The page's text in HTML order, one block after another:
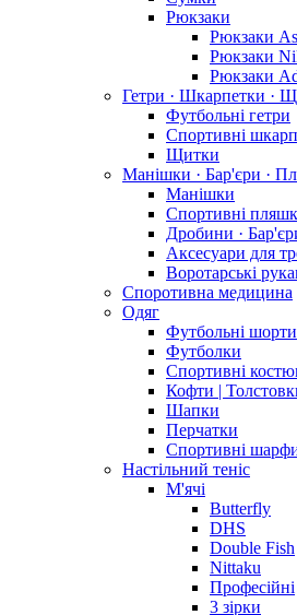
Рюкзаки
Рюкзаки
Рюкзаки
Рюкзаки
Гетри · Шкарпетки ·
Футбольні гетри
Спортивні
Щитки
Манішки · Бар'єри ·
Манішки
Спортивні
Дробини ·
Аксесуари для
Воротарські
Споротивна медицина
Одяг
Футбольні шорти
Футболки
Спортивні
Кофти |
Шапки
Перчатки
Спортивні
Настільний теніс
М'ячі
Butterfly
DHS
Double Fish
Nittaku
Професійні
3 зірки